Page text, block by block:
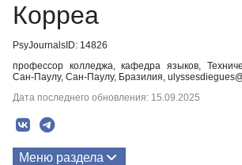
Корреа
PsyJournalsID: 14826
профессор колледжа, кафедра языков,
Сан-Паулу, Сан-Паулу, Бразилия,
Дата последнего обновления: 15.09.2025
Меню раздела